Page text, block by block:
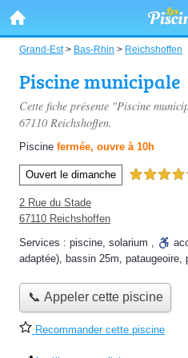
Grand-Est> Bas-Rhin > Reichshoffen
Piscine municipale
Cette fiche présente "Piscine
67110 Reichshoffen.
Piscine fermée, ouvre à 10h
Ouvert le dimanche 4,0 étoiles
2 Rue du Stade
67110 Reichshoffen
Services : piscine, solarium ,
adaptée), bassin 25m, pataugeoire,
📞 Appeler cette piscine
Recommander cette piscine